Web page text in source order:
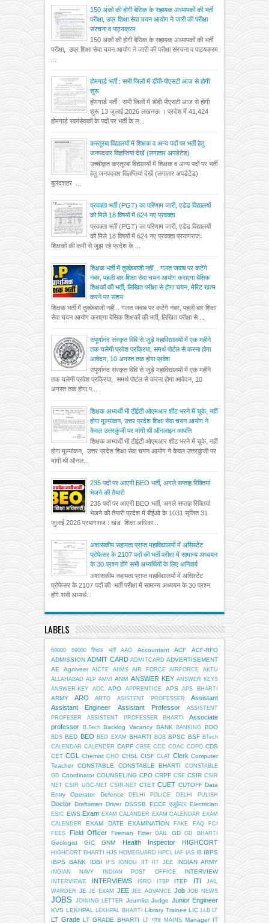
150 अंकों की होगी बेसिक के सहायक अध्यापकों की भर्ती
परीक्षा, उप्र शिक्षा सेवा चयन आयोग ने जारी की परीक्षा
संरचना व पाठ्यक्रम
150 अंकों की होगी बेसिक के सहायक अध्यापकों की भर्ती
परीक्षा, उप्र शिक्षा सेवा चयन आयोग ने जारी की परीक्षा संरचना व पाठ्यक्रम
होमगार्ड भर्ती : सभी जिलों में डीवी-पीएसटी आज से होगी
शुरू
होमगार्ड भर्ती : सभी जिलों में डीवी-पीएसटी आज से होगी
शुरू 13 जुलाई 2026 लखनऊ । प्रदेश में 41,424
होमगार्ड स्वयंसेवकों के पदों पर भर्ती के ल...
कस्तूरबा विद्यालयों में शिक्षक व अन्य पदों पर भर्ती हेतु
जनपदवार विज्ञप्तियां देखें (लगातार अपडेटेड)
उच्चीकृत कस्तूरबा विद्यालयों में शिक्षक व अन्य पदों पर भर्ती
हेतु जनपदवार विज्ञप्तियां देखें (लगातार अपडेटेड)
बुलंदशहर ...
प्रवक्ता भर्ती (PGT) का परिणाम जारी, एडेड विद्यालयों
को मिले 18 विषयों में 624 नए प्रवक्ता
प्रवक्ता भर्ती (PGT) का परिणाम जारी, एडेड विद्यालयों
को मिले 18 विषयों में 624 नए प्रवक्ता प्रयागराजः
शिक्षकों की कमी से जूझ रहे प्रदेश के ...
शिक्षक भर्ती में तुक्केबाजी नहीं... गलत जवाब पर कटेंगे
नंबर, पहली बार शिक्षा सेवा चयन आयोग कराएगा बेसिक
शिक्षकों की भर्ती, लिखित परीक्षा से होगा चयन, मेरिट खत्म
करने पर संशय
शिक्षक भर्ती में तुक्केबाजी नहीं... गलत जवाब पर कटेंगे नंबर, पहली बार शिक्षा
सेवा चयन आयोग कराएगा बेसिक शिक्षकों की भर्ती, लिखित परीक्षा से ...
संपूर्णानंद संस्कृत विवि से जुड़े महाविद्यालयों में एक महीने
तक चलेगी प्रवेश प्रक्रिया, समर्थ पोर्टल से करना होगा
आवेदन, 10 अगस्त तक होगा प्रवेश
संपूर्णानंद संस्कृत विवि से जुड़े महाविद्यालयों में एक महीने
तक चलेगी प्रवेश प्रक्रिया, समर्थ पोर्टल से करना होगा आवेदन, 10
अगस्त तक होगा प...
शिक्षक अभ्यर्थी भी टीईटी ओएमआर शीट भरने में चूके, नहीं
होगा मूल्यांकन, उत्तर प्रदेश शिक्षा सेवा चयन आयोग ने
केवल उत्तरकुंजी पर मांगी थी ऑनलाइन आपत्ति
शिक्षक अभ्यर्थी भी टीईटी ओएमआर शीट भरने में चूके, नहीं
होगा मूल्यांकन, उत्तर प्रदेश शिक्षा सेवा चयन आयोग ने केवल उत्तरकुंजी पर
मांगी थी ऑनल...
235 पदों पर आएगी BEO भर्ती, अगले सप्ताह रिक्तियां
भेजने की तैयारी
235 पदों पर आएगी BEO भर्ती, अगले सप्ताह रिक्तियां
भेजने की तैयारी प्रदेश में बीईओ के 1031 सृजित 31
जुलाई 2026 प्रयागराज : खंड शिक्षा अधिका...
अशासकीय सहायता प्राप्त महाविद्यालयों में असिस्टेंट
प्रोफेसर के 2107 पदों की भर्ती परीक्षा में सामान्य अध्ययन
के 30 प्रश्न होंगे सभी अभ्यर्थियों के लिए अनिवार्य
अशासकीय सहायता प्राप्त महाविद्यालयों में असिस्टेंट
प्रोफेसर के 2107 पदों की भर्ती परीक्षा में सामान्य अध्ययन के 30 प्रश्न
होंगे सभी अभ्यर्थ...
LABELS
69000 69000 शिक्षक भर्ती AAO Accountant ACF
ACF-RFO
ADMISSION ADMIT CARD ADMITCARD ADVERTISEMENT
AE
Agniveer AICTE AIIMS AIR FORCE AIRFORCE
AKTU
ALLAHABAD ALP AMVI ANM ANSWER KEY ANSWER KEYS
ANSWER-KEY
AOC APO APPRENTICE APS APS BHARTI
ARMY ARO ARTO ASISTENT PROFESSER
Assistant
Assistant Engineer
Assistant Professor
ASSISTENT
PROFESER
ASSISTENT PROFESSER BHARTI
Associate
professor
B.Tech Backlog Vacancy BANK BANKING BDO
BDS BED BEO BEO EXAM BHARTI BOB BPSC BSF BTech
CALENDAR CALENDER CAPF CBSE CCC CDAC CDPO CDS
CET CGL Chemist CHO CHSL CISF CLAT Clerk Computer
Teacher
CONSTABLE CONSTABLE BHARTI
CONSTABLE
GD Coordinator COUNSELING CPO CRPF CSE CSIR CSIR
NET CSIR UGC-NET CSIR-NET CTET CUET CUTOFF Data
Entry Operator
Defence DELHI POLICE DELHI PULISH
Doctor Draftsman Driver DSSSB ECCE एजुकेटर Electrician
ESIC EWS Exam EXAM CALANDER EXAM CALENDAR EXAM
CALENDER
EXAM DATE EXAMINATION FAKE FAQ
FCI
FEES
Field Officer Fireman Fitter GAIL GD GD BHARTI
Geologist GIC GNM Health Inspector HIGHCORT
HIGHCORT BHARTI HJS HOMEGUARD HPCL IAF IAS IB IBPS
IBPS BANK
IDBI IFS IGNOU IIT IIT JEE INDIAN ARMY
INDIAN NAVY INDIAN POST OFFICE INTERVIEW
INTERVIEWE INTERVIEWS ISRO ITBP ITEP ITI
JAIL
WARDER JE JE EXAM JEE JEE ADVANCE Job JOB NEWS
JOBS JOINING LETTER Journlist Judge Junior Engineer
KVS LEKHPAL LEKHPAL BHARTI Library Trainee LIC LLB LT
LT Grade LT GRADE BHARTI LT ग्रेड MAINS Manager IT